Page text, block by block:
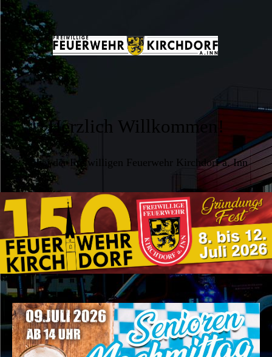
Herzlich Willkommen!
... bei der Freiwilligen Feuerwehr Kirchdorf a. Inn